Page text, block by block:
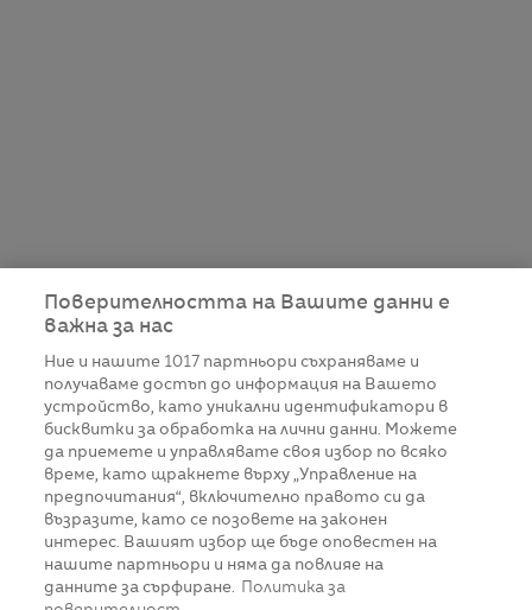
Поверителността на Вашите данни е
важна за нас
Ние и нашите 1017 партньори съхраняваме и
получаваме достъп до информация на Вашето
устройство, като уникални идентификатори в
бисквитки за обработка на лични данни. Можете
да приемете и управлявате своя избор по всяко
време, като щракнете върху „Управление на
предпочитания“, включително правото си да
възразите, като се позовете на законен
интерес. Вашият избор ще бъде оповестен на
нашите партньори и няма да повлияе на
данните за сърфиране.
Политика за